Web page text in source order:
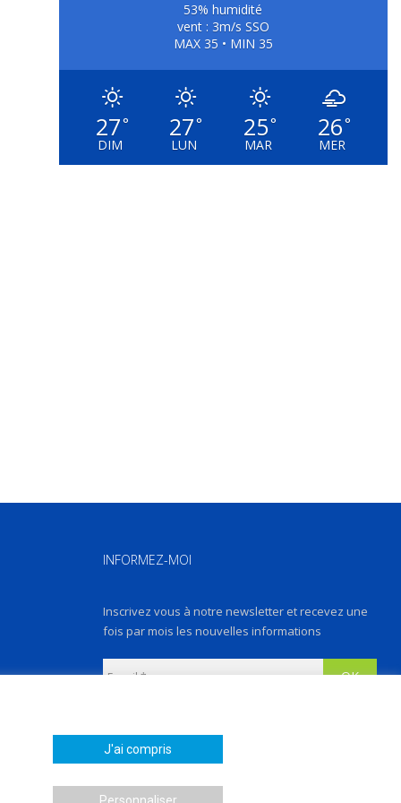
53% humidité
vent : 3m/s SSO
MAX 35 • MIN 35
27°
DIM
27°
LUN
25°
MAR
26°
MER
INFORMEZ-MOI
Inscrivez vous à notre newsletter et recevez une
fois par mois les nouvelles informations
incluses dans chaque message.
J'ai compris